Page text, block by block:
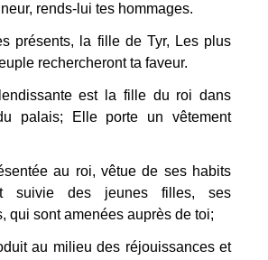
rends-lui tes hommages.
présents, la fille de Tyr, Les plus
rechercheront ta faveur.
est la fille du roi dans
palais; Elle porte un vêtement
au roi, vêtue de ses habits
suivie des jeunes filles, ses
qui sont amenées auprès de toi;
au milieu des réjouissances et